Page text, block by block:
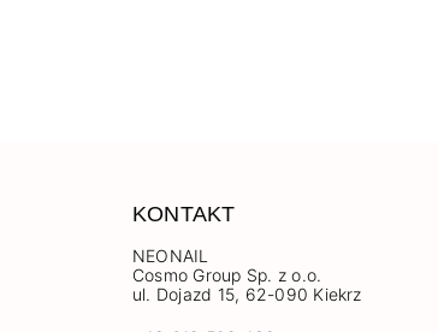
KONTAKT
NEONAIL
Cosmo Group Sp. z o.o.
ul. Dojazd 15, 62-090 Kiekrz